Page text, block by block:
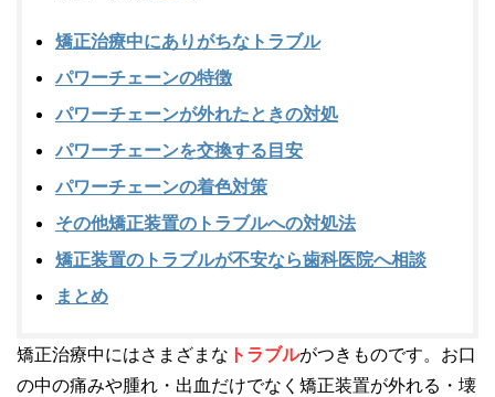
矯正治療中にありがちなトラブル
パワーチェーンの特徴
パワーチェーンが外れたときの対処
パワーチェーンを交換する目安
パワーチェーンの着色対策
その他矯正装置のトラブルへの対処法
矯正装置のトラブルが不安なら歯科医院へ相談
まとめ
矯正治療中にはさまざまな トラブルがつきものです。お口
の中の痛みや腫れ・出血だけでなく矯正装置が外れる・壊